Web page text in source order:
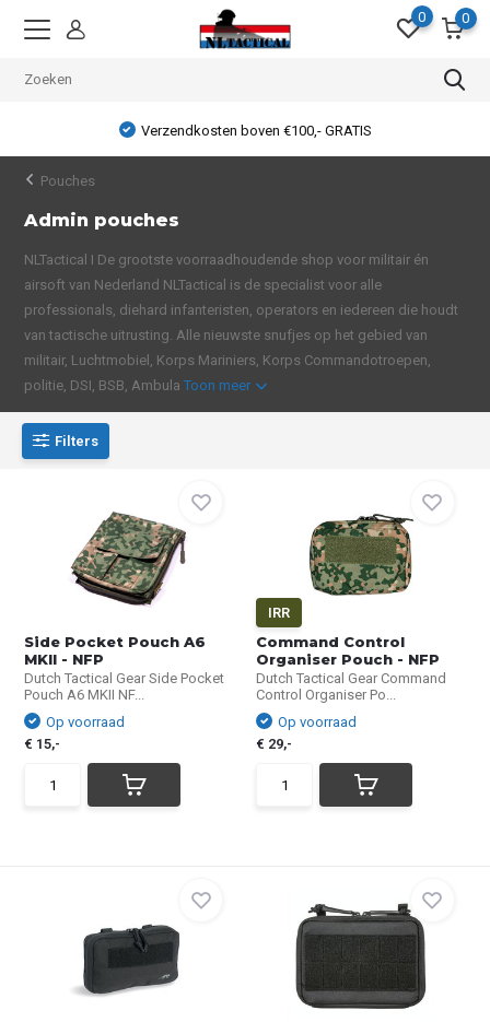
0 0
Verzendkosten boven €100,- GRATIS
Pouches
Admin pouches
NLTactical I De grootste voorraadhoudende shop voor militair én
airsoft van Nederland NLTactical is de specialist voor alle
professionals, diehard infanteristen, operators en iedereen die houdt
van tactische uitrusting. Alle nieuwste snufjes op het gebied van
militair, Luchtmobiel, Korps Mariniers, Korps Commandotroepen,
politie, DSI, BSB, AmbulaToon meer
Filters
Side Pocket Pouch A6
MKII - NFP
Dutch Tactical Gear Side Pocket
Pouch A6 MKII NF...
Op voorraad
€ 15,-
IRR
Command Control
Organiser Pouch - NFP
Dutch Tactical Gear Command
Control Organiser Po...
Op voorraad
€ 29,-